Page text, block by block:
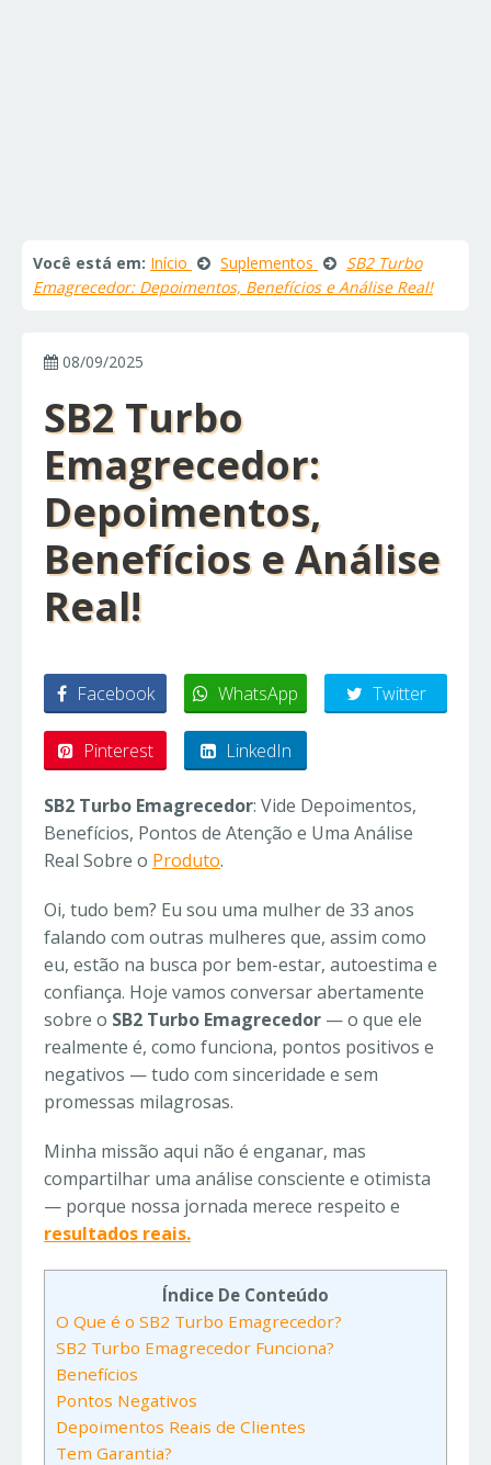
Você está em: Início Suplementos
SB2 Turbo
Emagrecedor: Depoimentos, Benefícios e Análise Real!
08/09/2025
SB2 Turbo
Emagrecedor:
Depoimentos,
Benefícios e Análise
Real!
Facebook WhatsApp Twitter
Pinterest LinkedIn
SB2 Turbo Emagrecedor: Vide Depoimentos,
Benefícios, Pontos de Atenção e Uma Análise
Real Sobre o Produto.
Oi, tudo bem? Eu sou uma mulher de 33 anos
falando com outras mulheres que, assim como
eu, estão na busca por bem-estar, autoestima e
confiança. Hoje vamos conversar abertamente
sobre o SB2 Turbo Emagrecedor — o que ele
realmente é, como funciona, pontos positivos e
negativos — tudo com sinceridade e sem
promessas milagrosas.
Minha missão aqui não é enganar, mas
compartilhar uma análise consciente e otimista
— porque nossa jornada merece respeito e
resultados reais.
Índice De Conteúdo
O Que é o SB2 Turbo Emagrecedor?
SB2 Turbo Emagrecedor Funciona?
Benefícios
Pontos Negativos
Depoimentos Reais de Clientes
Tem Garantia?